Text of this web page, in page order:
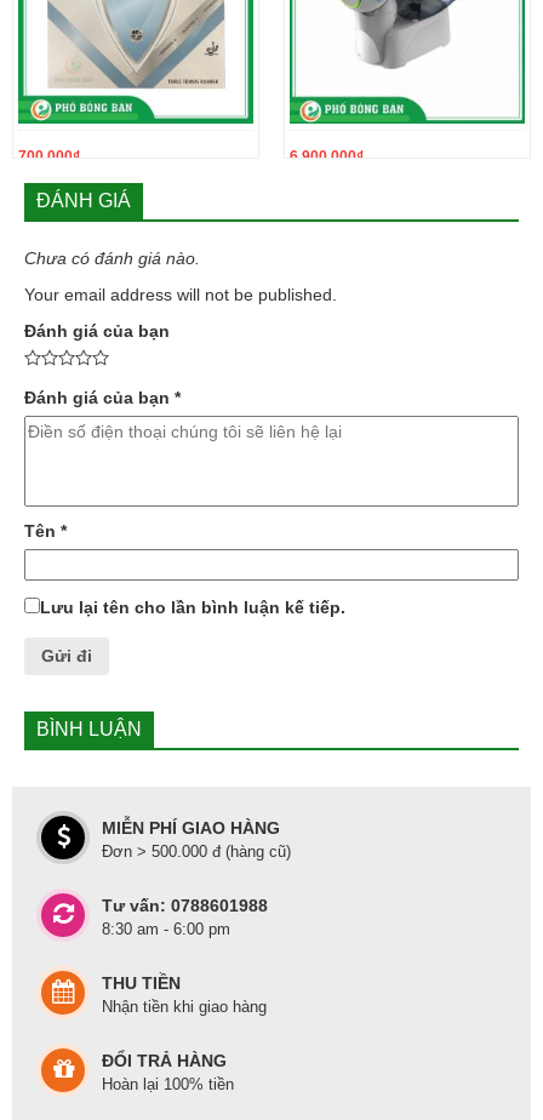
700.000₫ 6.900.000₫
ĐÁNH GIÁ
Chưa có đánh giá nào.
Your email address will not be published.
Đánh giá của bạn
Đánh giá của bạn *
Tên *
Lưu lại tên cho lần bình luận kế tiếp.
BÌNH LUẬN
MIỄN PHÍ GIAO HÀNG
Đơn > 500.000 đ (hàng cũ)
Tư vấn: 0788601988
8:30 am - 6:00 pm
THU TIỀN
Nhận tiền khi giao hàng
ĐỔI TRẢ HÀNG
Hoàn lại 100% tiền